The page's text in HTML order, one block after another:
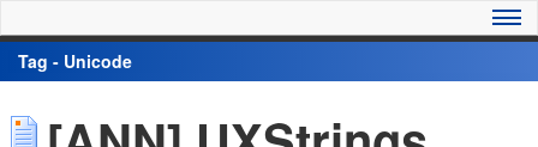
Tag - Unicode